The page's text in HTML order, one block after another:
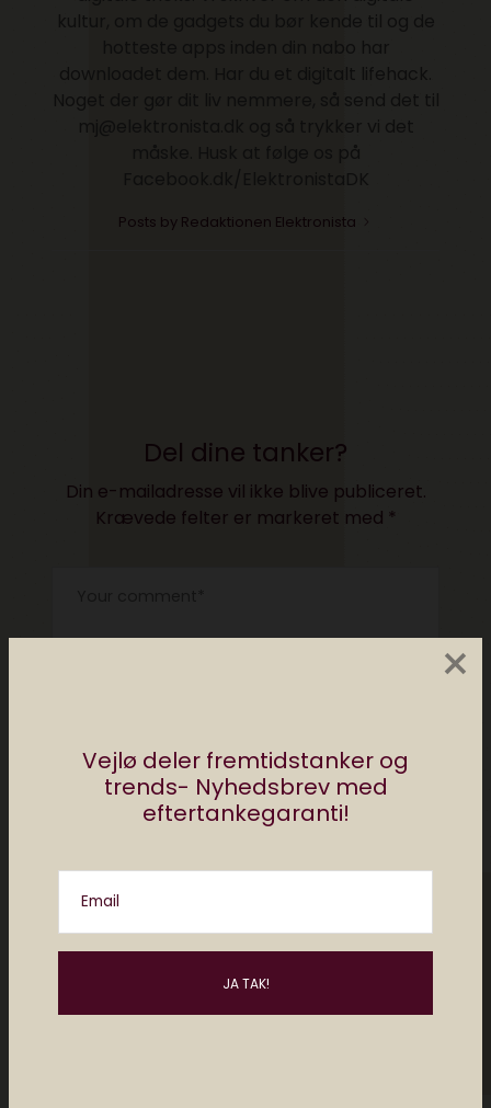
Vejlø deler fremtidstanker og
trends- Nyhedsbrev med
eftertankegaranti!
Email
×
Posts by Redaktionen Elektronista
Del dine tanker?
Din e-mailadresse vil ikke blive publiceret.
Krævede felter er markeret med *